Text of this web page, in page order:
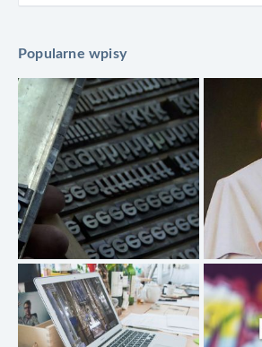
Popularne wpisy